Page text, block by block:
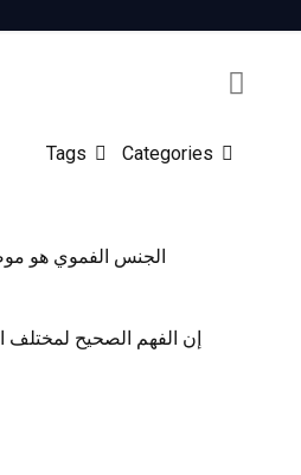
Categories
Tags
الجنس الفموي هو
إن الفهم الصحيح لمختلف